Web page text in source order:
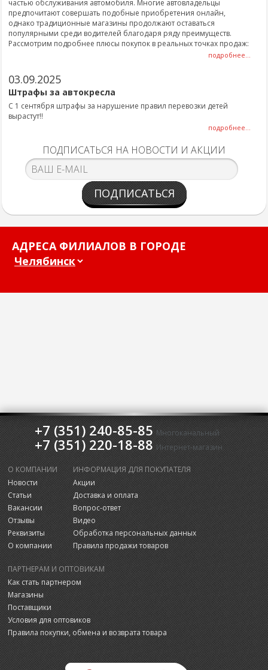
частью обслуживания автомобиля. Многие автовладельцы
предпочитают совершать подобные приобретения онлайн,
однако традиционные магазины продолжают оставаться
популярными среди водителей благодаря ряду преимуществ.
Рассмотрим подробнее плюсы покупок в реальных точках продаж:
подробнее...
03.09.2025
Штрафы за автокресла
С 1 сентября штрафы за нарушение правил перевозки детей
вырастут!!
подробнее...
ПОДПИСАТЬСЯ НА НОВОСТИ И АКЦИИ
ПОДПИСАТЬСЯ
АДРЕСА ФИЛИАЛОВ В ГОРОДЕ
+7 (351) 240-85-85 Многоканальный
+7 (351) 220-18-88 Интернет-магазин
О КОМПАНИИ
Новости
Статьи
Вакансии
Отзывы
Реквизиты
О компании
ИНФОРМАЦИЯ ДЛЯ ПОКУПАТЕЛЯ
Акции
Доставка и оплата
Вопрос-ответ
Видео
Обработка персональных данных
Правила продажи товаров
ПАРТНЕРАМ И ОПТОВИКАМ
Как стать партнером
Магазины
Поставщики
Условия для оптовиков
Правила покупки, обмена и возврата товара